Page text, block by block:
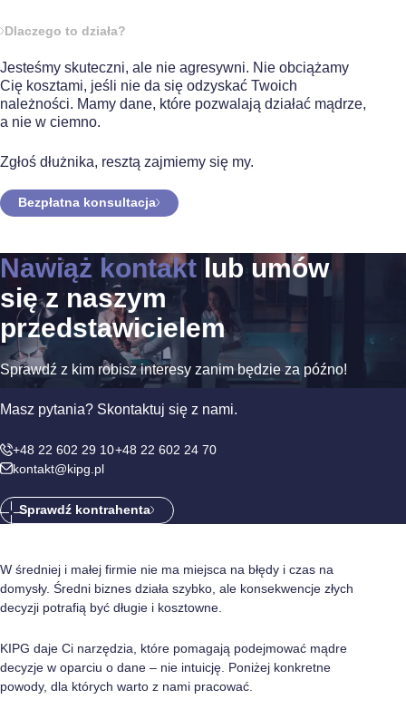
Dlaczego to działa?
Jesteśmy skuteczni, ale nie agresywni. Nie obciążamy
Cię kosztami, jeśli nie da się odzyskać Twoich
należności. Mamy dane, które pozwalają działać mądrze,
a nie w ciemno.
Zgłoś dłużnika, resztą zajmiemy się my.
Bezpłatna konsultacja
Nawiąż kontakt lub umów
się z naszym
przedstawicielem
Sprawdź z kim robisz interesy zanim będzie za późno!
Masz pytania? Skontaktuj się z nami.
+48 22 602 29 10+48 22 602 24 70
kontakt@kipg.pl
Sprawdź kontrahenta
W średniej i małej firmie nie ma miejsca na błędy i czas na
domysły. Średni biznes działa szybko, ale konsekwencje złych
decyzji potrafią być długie i kosztowne.
KIPG daje Ci narzędzia, które pomagają podejmować mądre
decyzje w oparciu o dane – nie intuicję. Poniżej konkretne
powody, dla których warto z nami pracować.